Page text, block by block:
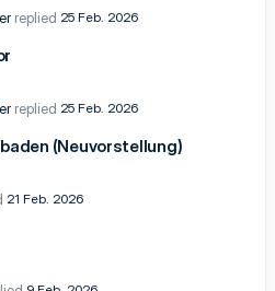
25 Feb. 2026
25 Feb. 2026
(Neuvorstellung)
21 Feb. 2026